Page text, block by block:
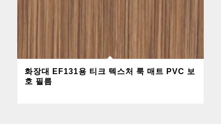
화장대 EF131용 티크 텍스처 룩 매트 PVC 보
호 필름